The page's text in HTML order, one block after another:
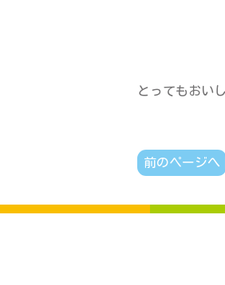
とってもおい
前のページへ